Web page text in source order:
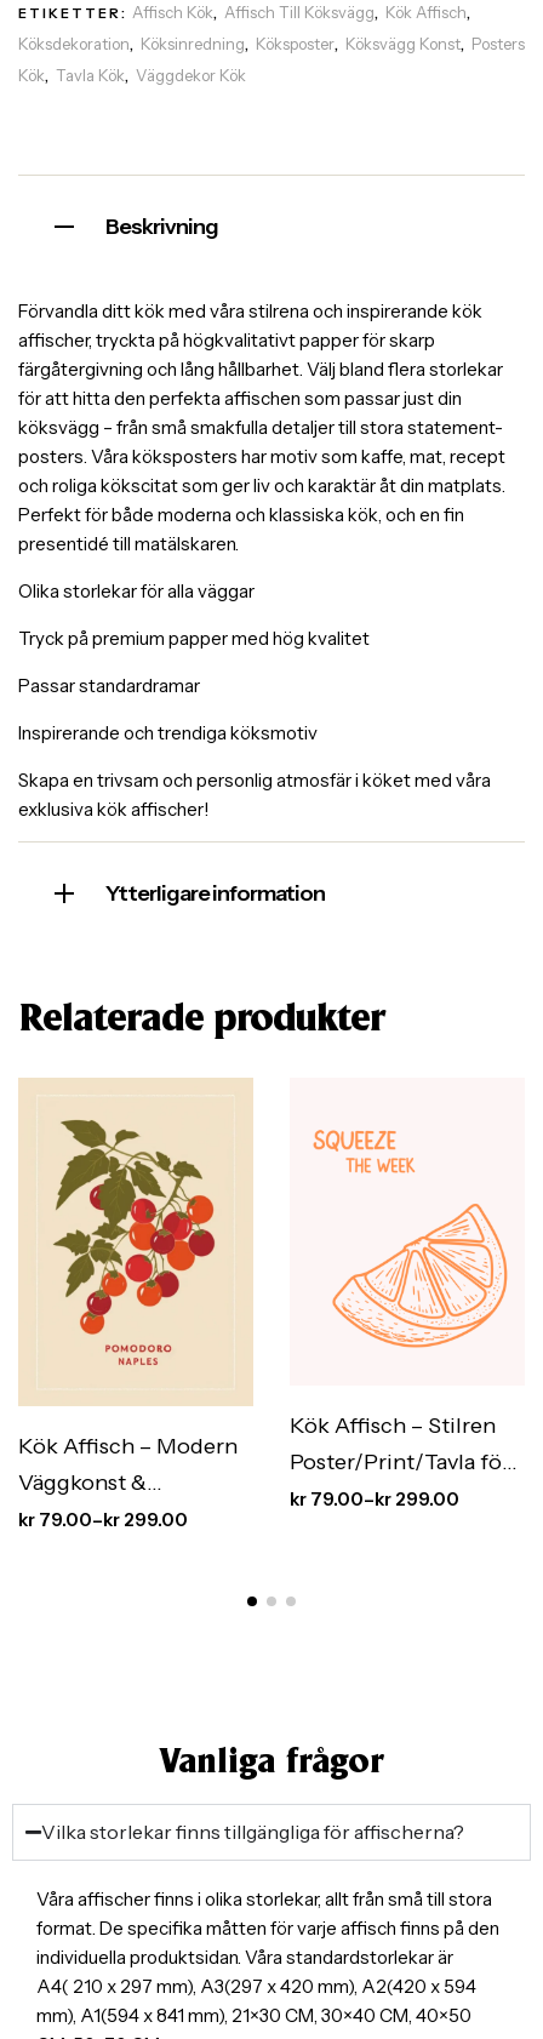
ETIKETTER: Affisch Kök, Affisch Till Köksvägg, Kök Affisch,
Köksdekoration, Köksinredning, Köksposter, Köksvägg Konst, Posters
Kök, Tavla Kök, Väggdekor Kök
Beskrivning
Förvandla ditt kök med våra stilrena och inspirerande kök
affischer, tryckta på högkvalitativt papper för skarp
färgåtergivning och lång hållbarhet. Välj bland flera storlekar
för att hitta den perfekta affischen som passar just din
köksvägg – från små smakfulla detaljer till stora statement-
posters. Våra köksposters har motiv som kaffe, mat, recept
och roliga kökscitat som ger liv och karaktär åt din matplats.
Perfekt för både moderna och klassiska kök, och en fin
presentidé till matälskaren.
Olika storlekar för alla väggar
Tryck på premium papper med hög kvalitet
Passar standardramar
Inspirerande och trendiga köksmotiv
Skapa en trivsam och personlig atmosfär i köket med våra
exklusiva kök affischer!
Ytterligare information
Relaterade produkter
Kök Affisch – Modern
Väggkonst &
Köksinredning med
kr 79.00–kr 299.00
Kök Affisch – Stilren
Poster/Print/Tavla för
Köket | Mat &
kr 79.00–kr 299.00
Vanliga frågor
Vilka storlekar finns tillgängliga för affischerna?
Våra affischer finns i olika storlekar, allt från små till stora
format. De specifika måtten för varje affisch finns på den
individuella produktsidan. Våra standardstorlekar är
A4( 210 x 297 mm), A3(297 x 420 mm), A2(420 x 594
mm), A1(594 x 841 mm), 21×30 CM, 30×40 CM, 40×50